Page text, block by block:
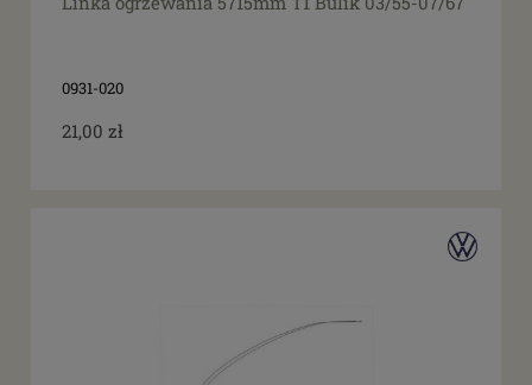
0931-020
21,00 zł